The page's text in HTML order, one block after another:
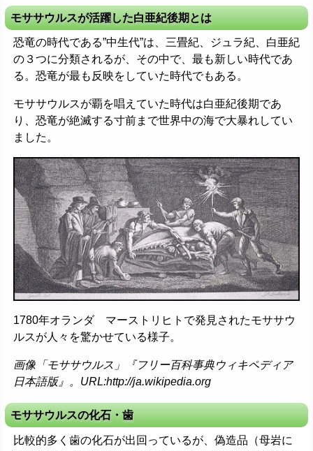
モササウルスが活躍した白亜紀後期とは
恐竜の時代である”中生代”は、三畳紀、ジュラ紀、白亜紀
の３つに分類されるが、その中で、最も新しい時代であ
る。恐竜が最も反映をしていた時代でもある。
モササウルスが覇を唱えていた時代は白亜紀後期であ
り、恐竜が絶滅する寸前まで世界中の海で大暴れしてい
ました。
1780年オランダ マーストリヒトで発見されたモササウ
ルスが人々を驚かせている様子。
画像「モササウルス」『フリー百科事典ウィキペディア
日本語版』。URL:http://ja.wikipedia.org
モササウルスの化石・歯
比較的多く歯の化石が出回っているが、偽造品（母岩に